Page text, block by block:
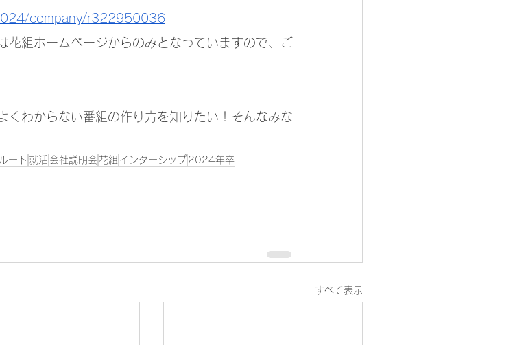
company/r322950036
花組ホームページからのみとなっていますので、ご
くわからない番組の作り方を知りたい！そんなみな
ート 就活 会社説明会 花組 インターシップ 2024年卒
すべて表示